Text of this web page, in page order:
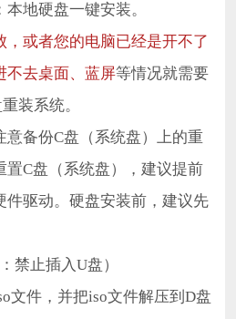
地硬盘一键安装。
，或者您的电脑已经是开不了
不去桌面、蓝屏等情况就需要
装系统。
备份C盘（系统盘）上的重
置C盘（系统盘），建议提前
件驱动。硬盘安装前，建议先
禁止插入U盘）
件，并把iso文件解压到D盘